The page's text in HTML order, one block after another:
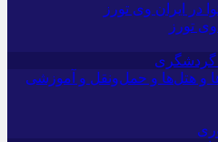
در ایران وی تورز
تورز
گردشگری
و هتل‌ها و حمل‌و‌نقل و آموزشی